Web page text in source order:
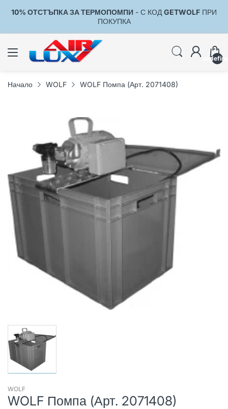
10% ОТСТЪПКА ЗА ТЕРМОПОМПИ - С КОД GETWOLF ПРИ
ПОКУПКА
Начало WOLF WOLF Помпа (Арт. 2071408)
WOLF
WOLF Помпа (Арт. 2071408)